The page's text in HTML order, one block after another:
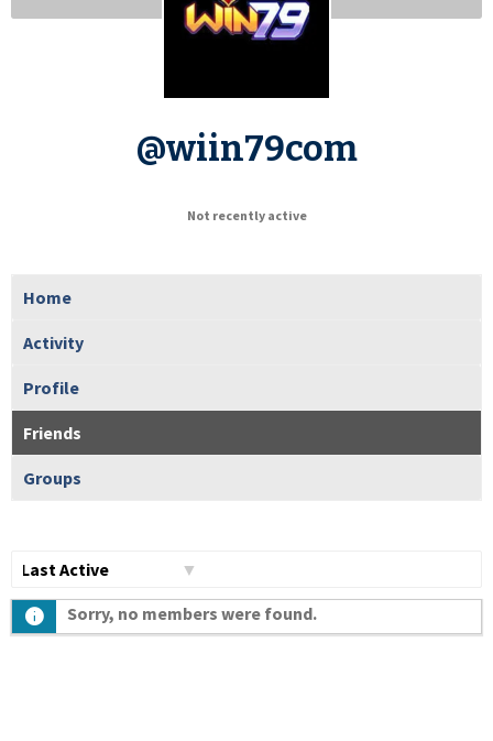
@wiin79com
Not recently active
Home
Activity
Profile
Friends
Groups
Sorry, no members were found.